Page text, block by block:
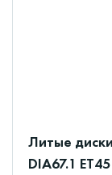
Литые
DIA67.1